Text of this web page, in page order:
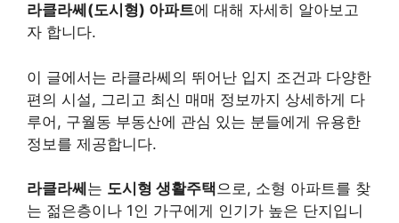
라클라쎄(도시형) 아파트에 대해 자세히 알아보고
자 합니다.
이 글에서는 라클라쎄의 뛰어난 입지 조건과 다양한
편의 시설, 그리고 최신 매매 정보까지 상세하게 다
루어, 구월동 부동산에 관심 있는 분들에게 유용한
정보를 제공합니다.
라클라쎄 는 도시형 생활주택으로, 소형 아파트를 찾
는 젊은층이나 1인 가구에게 인기가 높은 단지입니